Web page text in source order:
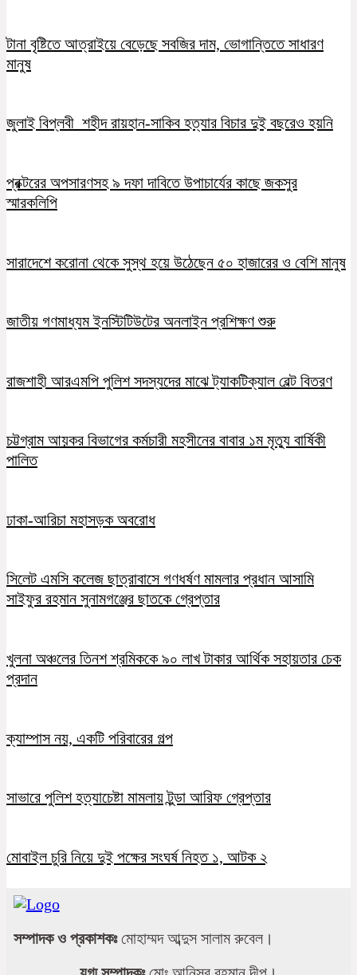
টানা বৃষ্টিতে আত্রাইয়ে বেড়েছে সবজির দাম, ভোগান্তিতে সাধারণ
মানুষ
জুলাই বিপ্লবী শহীদ রায়হান-সাকিব হত্যার বিচার দুই বছরেও হয়নি
প্রক্টরের অপসারণসহ ৯ দফা দাবিতে উপাচার্যের কাছে জকসুর
স্মারকলিপি
সারাদেশে করোনা থেকে সুস্থ হয়ে উঠেছেন ৫০ হাজারের ও বেশি মানুষ
জাতীয় গণমাধ্যম ইনস্টিটিউটের অনলাইন প্রশিক্ষণ শুরু
রাজশাহী আরএমপি পুলিশ সদস্যদের মাঝে ট্যাকটিক্যাল বেল্ট বিতরণ
চট্টগ্রাম আয়কর বিভাগের কর্মচারী মহসীনের বাবার ১ম মৃত্যু বার্ষিকী
পালিত
ঢাকা-আরিচা মহাসড়ক অবরোধ
সিলেট এমসি কলেজ ছাত্রাবাসে গণধর্ষণ মামলার প্রধান আসামি
সাইফুর রহমান সুনামগঞ্জের ছাতকে গ্রেপ্তার
খুলনা অঞ্চলের তিনশ শ্রমিককে ৯০ লাখ টাকার আর্থিক সহায়তার চেক
প্রদান
ক্যাম্পাস নয়, একটি পরিবারের গল্প
সাভারে পুলিশ হত্যাচেষ্টা মামলায় টুন্ডা আরিফ গ্রেপ্তার
মোবাইল চুরি নিয়ে দুই পক্ষের সংঘর্ষ নিহত ১, আটক ২
সম্পাদক ও প্রকাশকঃমোহাম্মদ আব্দুস সালাম রুবেল।